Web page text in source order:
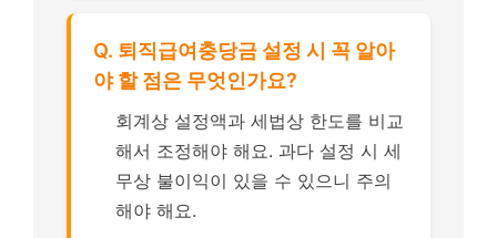
Q. 퇴직급여충당금 설정 시 꼭 알아
야 할 점은 무엇인가요?
회계상 설정액과 세법상 한도를 비교
해서 조정해야 해요. 과다 설정 시 세
무상 불이익이 있을 수 있으니 주의
해야 해요.